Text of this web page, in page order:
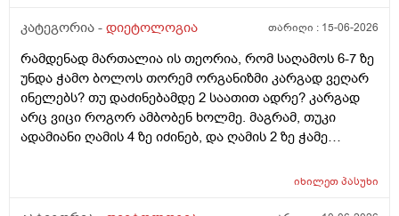
რამენაირად უნდა მივიღო 600-700 კალორიაც, რომ
ტკბილეულის, ან რაიმე არაჯანსაღის ხარჯზე რომ
მივუახლოვდე ამ ნიშნულს გამართლებულია? ტორტის
ნაჭერი ან რამე. ხომ არ ავნებს წონის კლებას და
კალორიულ დეფიციტს?
კატეგორია - დიეტოლოგია თარიღი : 15-06-2026
რამდენად მართალია ის თეორია, რომ საღამოს 6-7 ზე
უნდა ჭამო ბოლოს თორემ ორგანიზმი კარგად ვეღარ
ინელებს? თუ დაძინებამდე 2 საათით ადრე? კარგად
არც ვიცი როგორ ამბობენ ხოლმე. მაგრამ, თუკი
ადამიანი ღამის 4 ზე იძინებ, და ღამის 2 ზე ჭამე
იხილეთპასუხი